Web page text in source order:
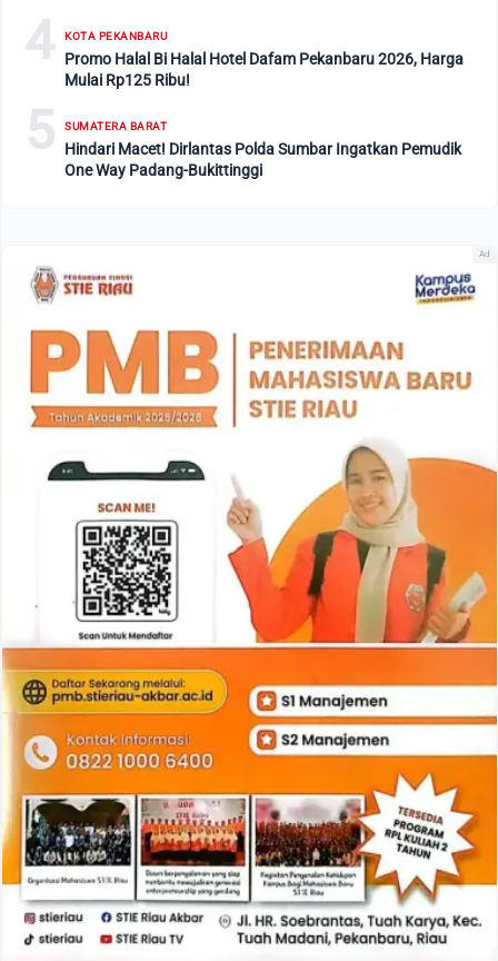
4 KOTA PEKANBARU
Promo Halal Bi Halal Hotel Dafam Pekanbaru 2026, Harga
Mulai Rp125 Ribu!
5 SUMATERA BARAT
Hindari Macet! Dirlantas Polda Sumbar Ingatkan Pemudik
One Way Padang-Bukittinggi
Ad